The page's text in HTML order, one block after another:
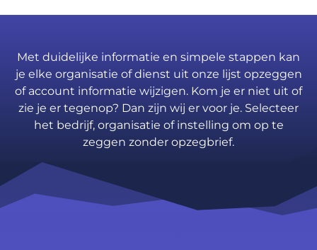
Met duidelijke informatie en simpele stappen kan
je elke organisatie of dienst uit onze lijst opzeggen
of account informatie wijzigen. Kom je er niet uit of
zie je er tegenop? Dan zijn wij er voor je. Selecteer
het bedrijf, organisatie of instelling om op te
zeggen zonder opzegbrief.